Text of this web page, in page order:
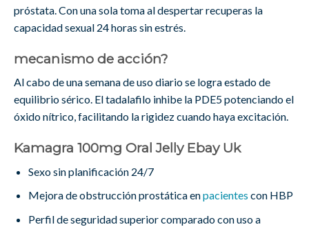
próstata. Con una sola toma al despertar recuperas la
capacidad sexual 24 horas sin estrés.
mecanismo de acción?
Al cabo de una semana de uso diario se logra estado de
equilibrio sérico. El tadalafilo inhibe la PDE5 potenciando el
óxido nítrico, facilitando la rigidez cuando haya excitación.
Kamagra 100mg Oral Jelly Ebay Uk
Sexo sin planificación 24/7
Mejora de obstrucción prostática enpacientes con HBP
Perfil de seguridad superior comparado con uso a